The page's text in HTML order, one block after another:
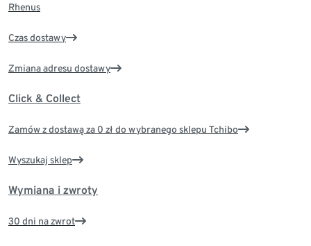
Rhenus
Czas dostawy
Zmiana adresu dostawy
Click & Collect
Zamów z dostawą za 0 zł do wybranego sklepu Tchibo
Wyszukaj sklep
Wymiana i zwroty
30 dni na zwrot